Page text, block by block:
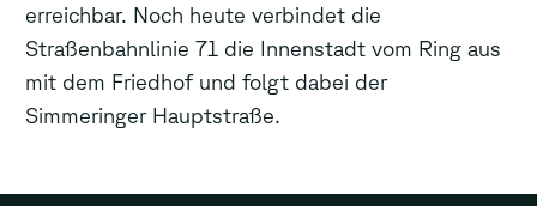
erreichbar. Noch heute verbindet die
Straßenbahnlinie 71 die Innenstadt vom Ring aus
mit dem Friedhof und folgt dabei der
Simmeringer Hauptstraße.